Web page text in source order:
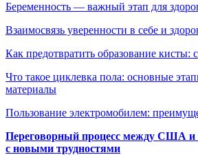
Беременность — важный этап для
Взаимосвязь уверенности в себе и
Как предотвратить образование кисты:
Что такое циклевка пола: основные
материалы
Пользование электромобилем:
Переговорный процесс между США и
с новыми трудностями